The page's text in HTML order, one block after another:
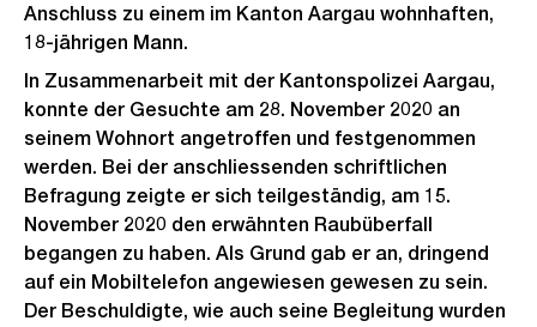
Anschluss zu einem im Kanton Aargau wohnhaften,
18-jährigen Mann.
In Zusammenarbeit mit der Kantonspolizei Aargau,
konnte der Gesuchte am 28. November 2020 an
seinem Wohnort angetroffen und festgenommen
werden. Bei der anschliessenden schriftlichen
Befragung zeigte er sich teilgeständig, am 15.
November 2020 den erwähnten Raubüberfall
begangen zu haben. Als Grund gab er an, dringend
auf ein Mobiltelefon angewiesen gewesen zu sein.
Der Beschuldigte, wie auch seine Begleitung wurden